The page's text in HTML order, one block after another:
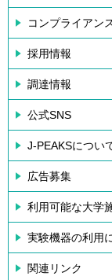
コンプライアン
採用情報
調達情報
公式SNS
J-PEAKSについ
広告募集
利用可能な大学
実験機器の利用
関連リンク